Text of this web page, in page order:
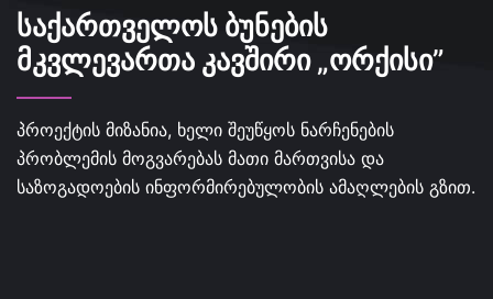
ᲡᲐᲥᲐᲠᲗᲕᲔᲚᲝᲡ ᲑᲣᲜᲔᲑᲘᲡ
ᲛᲙᲕᲚᲔᲕᲐᲠᲗᲐ ᲙᲐᲕᲨᲘᲠᲘ „ᲝᲠᲥᲘᲡᲘ”
პროექტის მიზანია, ხელი შეუწყოს ნარჩენების
პრობლემის მოგვარებას მათი მართვისა და
საზოგადოების ინფორმირებულობის ამაღლების გზით.